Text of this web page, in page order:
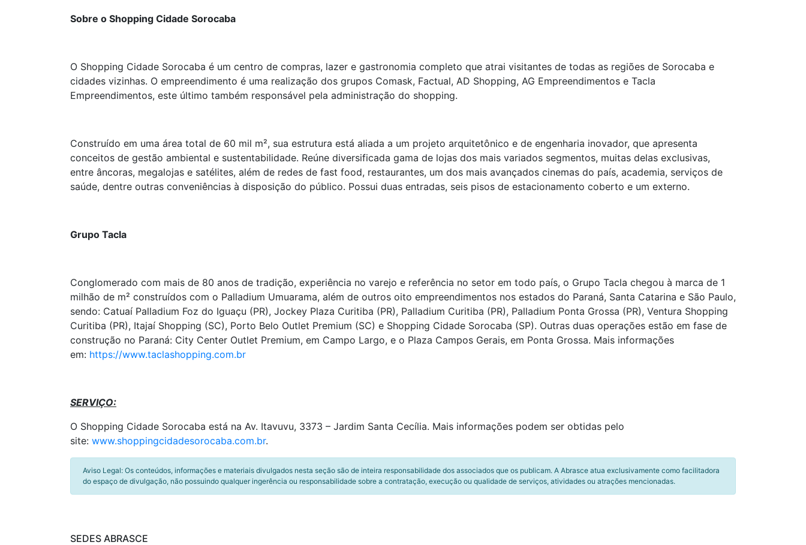
Sobre o Shopping Cidade Sorocaba
O Shopping Cidade Sorocaba é um centro de compras, lazer e gastronomia completo que atrai visitantes de todas as regiões de Sorocaba e
cidades vizinhas. O empreendimento é uma realização dos grupos Comask, Factual, AD Shopping, AG Empreendimentos e Tacla
Empreendimentos, este último também responsável pela administração do shopping.
Construído em uma área total de 60 mil m², sua estrutura está aliada a um projeto arquitetônico e de engenharia inovador, que apresenta
conceitos de gestão ambiental e sustentabilidade. Reúne diversificada gama de lojas dos mais variados segmentos, muitas delas exclusivas,
entre âncoras, megalojas e satélites, além de redes de fast food, restaurantes, um dos mais avançados cinemas do país, academia, serviços de
saúde, dentre outras conveniências à disposição do público. Possui duas entradas, seis pisos de estacionamento coberto e um externo.
Grupo Tacla
Conglomerado com mais de 80 anos de tradição, experiência no varejo e referência no setor em todo país, o Grupo Tacla chegou à marca de 1
milhão de m² construídos com o Palladium Umuarama, além de outros oito empreendimentos nos estados do Paraná, Santa Catarina e São Paulo,
sendo: Catuaí Palladium Foz do Iguaçu (PR), Jockey Plaza Curitiba (PR), Palladium Curitiba (PR), Palladium Ponta Grossa (PR), Ventura Shopping
Curitiba (PR), Itajaí Shopping (SC), Porto Belo Outlet Premium (SC) e Shopping Cidade Sorocaba (SP). Outras duas operações estão em fase de
construção no Paraná: City Center Outlet Premium, em Campo Largo, e o Plaza Campos Gerais, em Ponta Grossa. Mais informações
em: https://www.taclashopping.com.br
SERVIÇO:
O Shopping Cidade Sorocaba está na Av. Itavuvu, 3373 – Jardim Santa Cecília. Mais informações podem ser obtidas pelo
site: www.shoppingcidadesorocaba.com.br.
Aviso Legal: Os conteúdos, informações e materiais divulgados nesta seção são de inteira responsabilidade dos associados que os publicam. A Abrasce atua exclusivamente como facilitadora
do espaço de divulgação, não possuindo qualquer ingerência ou responsabilidade sobre a contratação, execução ou qualidade de serviços, atividades ou atrações mencionadas.
SEDES ABRASCE